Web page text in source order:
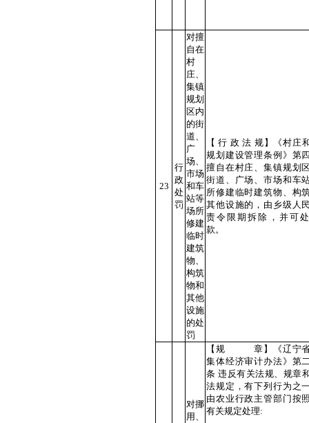
23
行
政
处
罚
对擅
自在
村
庄、
集镇
规划
区内
的街
道、
广
场、
市场
和车
站等
场所
修建
临时
建筑
物、
构筑
物和
其他
设施
的处
罚
【 行 政 法 规】《村庄
规划建设管理条例》第
擅自在村庄、集镇规划
街道、广场、市场和车
所修建临时建筑物、构
其他设施的，由乡级人
责令限期拆除，并可
款。
对挪
用、
【规 章】《辽宁省
集体经济审计办法》第
条 违反有关法规、规章
法规定，有下列行为之
由农业行政主管部门按
有关规定处理: